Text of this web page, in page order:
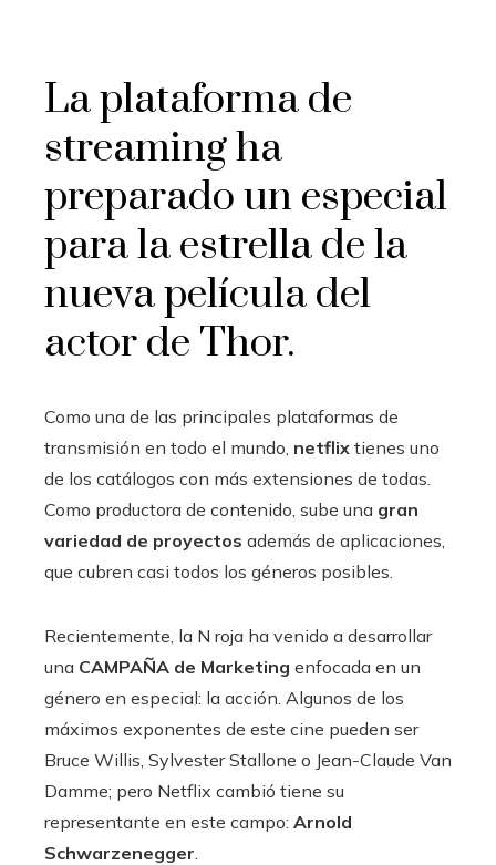
La plataforma de
streaming ha
preparado un especial
para la estrella de la
nueva película del
actor de Thor.
Como una de las principales plataformas de
transmisión en todo el mundo, netflix tienes uno
de los catálogos con más extensiones de todas.
Como productora de contenido, sube una gran
variedad de proyectos además de aplicaciones,
que cubren casi todos los géneros posibles.
Recientemente, la N roja ha venido a desarrollar
una CAMPAÑA de Marketing enfocada en un
género en especial: la acción. Algunos de los
máximos exponentes de este cine pueden ser
Bruce Willis, Sylvester Stallone o Jean-Claude Van
Damme; pero Netflix cambió tiene su
representante en este campo: Arnold
Schwarzenegger